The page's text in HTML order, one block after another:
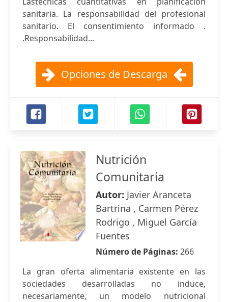
sanitaria. La responsabilidad del profesional
sanitario. El consentimiento informado .
.Responsabilidad...
Opciones de Descarga
Nutrición
Comunitaria
Autor: Javier Aranceta
Bartrina , Carmen Pérez
Rodrigo , Miguel García
Fuentes
Número de Páginas: 266
La gran oferta alimentaria existente en las
sociedades desarrolladas no induce,
necesariamente, un modelo nutricional